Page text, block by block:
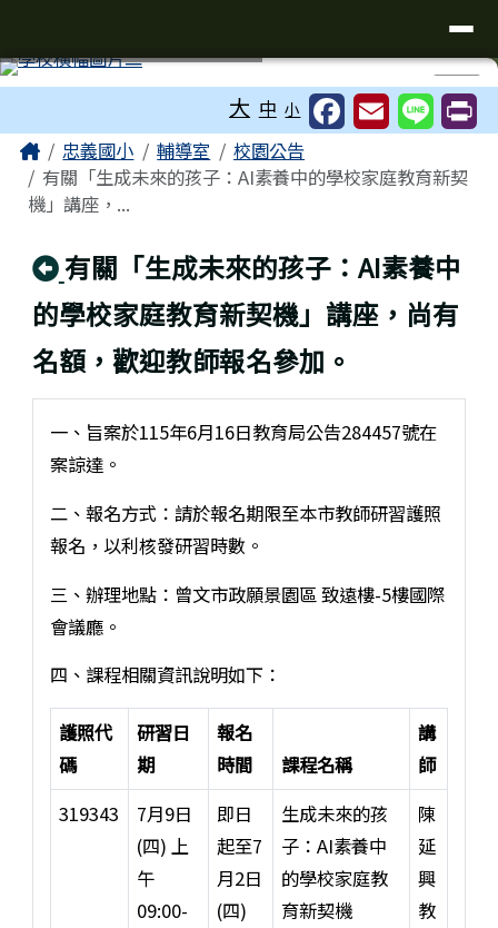
⏸
大 中 小
主內容區域
Home忠義國小 輔導室
校園公告
有關「生成未來的孩子：AI素養中的學校家庭教育新契
機」講座，...
回上頁
有關「生成未來的孩子：AI素養中
的學校家庭教育新契機」講座，尚有
名額，歡迎教師報名參加。
一、旨案於115年6月16日教育局公告284457號在
案諒達。
二、報名方式：請於報名期限至本市教師研習護照
報名，以利核發研習時數。
三、辦理地點：曾文市政願景園區 致遠樓-5樓國際
會議廳。
四、課程相關資訊說明如下：
護照代
碼
研習日
期
報名
時間
課程名稱
講
師
319343
7月9日
(四) 上
午
09:00-
即日
起至7
月2日
(四)
生成未來的孩
子：AI素養中
的學校家庭教
育新契機
陳
延
興
教
頁尾區域